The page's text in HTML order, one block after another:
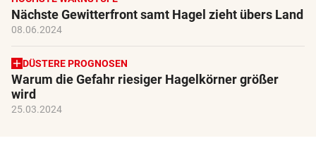
Nächste Gewitterfront samt Hagel zieht übers Land
08.06.2024
DÜSTERE PROGNOSEN
Warum die Gefahr riesiger Hagelkörner größer
wird
25.03.2024